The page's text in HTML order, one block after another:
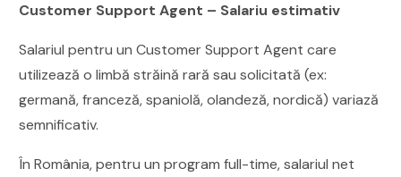
Customer Support Agent – Salariu estimativ
Salariul pentru un Customer Support Agent care
utilizează o limbă străină rară sau solicitată (ex:
germană, franceză, spaniolă, olandeză, nordică) variază
semnificativ.
În România, pentru un program full-time, salariul net